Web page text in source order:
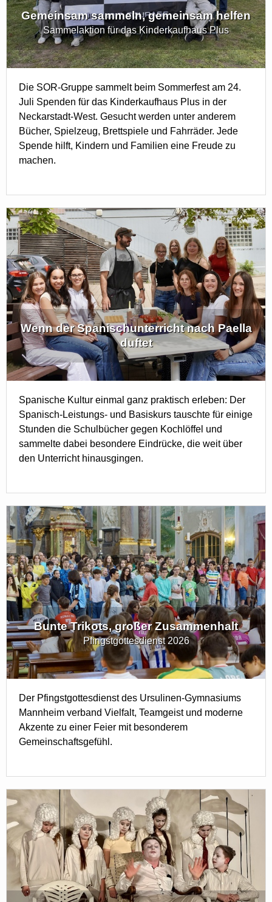
Gemeinsam sammeln, gemeinsam helfen
Sammelaktion für das Kinderkaufhaus Plus
Die SOR-Gruppe sammelt beim Sommerfest am 24.
Juli Spenden für das Kinderkaufhaus Plus in der
Neckarstadt-West. Gesucht werden unter anderem
Bücher, Spielzeug, Brettspiele und Fahrräder. Jede
Spende hilft, Kindern und Familien eine Freude zu
machen.
Wenn der Spanischunterricht nach Paella
duftet
Spanische Kultur einmal ganz praktisch erleben: Der
Spanisch-Leistungs- und Basiskurs tauschte für einige
Stunden die Schulbücher gegen Kochlöffel und
sammelte dabei besondere Eindrücke, die weit über
den Unterricht hinausgingen.
Bunte Trikots, großer Zusammenhalt
Pfingstgottesdienst 2026
Der Pfingstgottesdienst des Ursulinen-Gymnasiums
Mannheim verband Vielfalt, Teamgeist und moderne
Akzente zu einer Feier mit besonderem
Gemeinschaftsgefühl.